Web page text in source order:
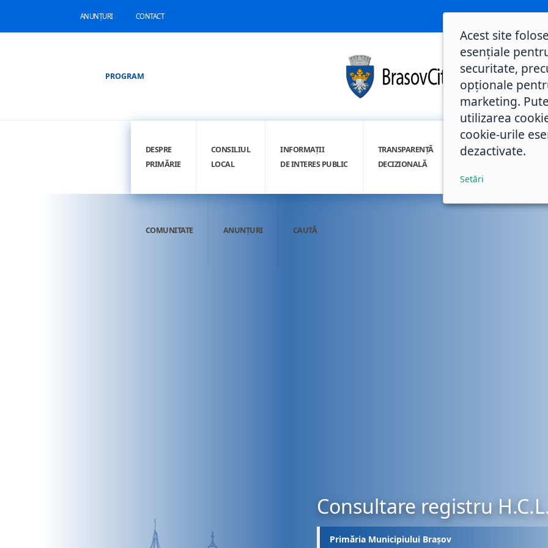
ANUNȚURI CONTACT
PROGRAM
DESPRE
PRIMĂRIE
CONSILIUL
LOCAL
INFORMAȚII
DE INTERES PUBLIC
TRANSPARENȚĂ
DECIZIONALĂ
INTEGRITATE
COMUNITATE ANUNȚURI CAUTĂ
Consultare registru
Primăria Municipiului Brașov
Acest site
esențiale
securitate,
opționale
marketing.
utilizarea
cookie-urile
dezactivate.
Setări